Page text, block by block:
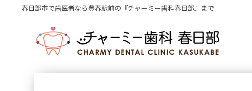
春日部市で歯医者なら豊春駅前の『チャーミー歯科春日部』まで